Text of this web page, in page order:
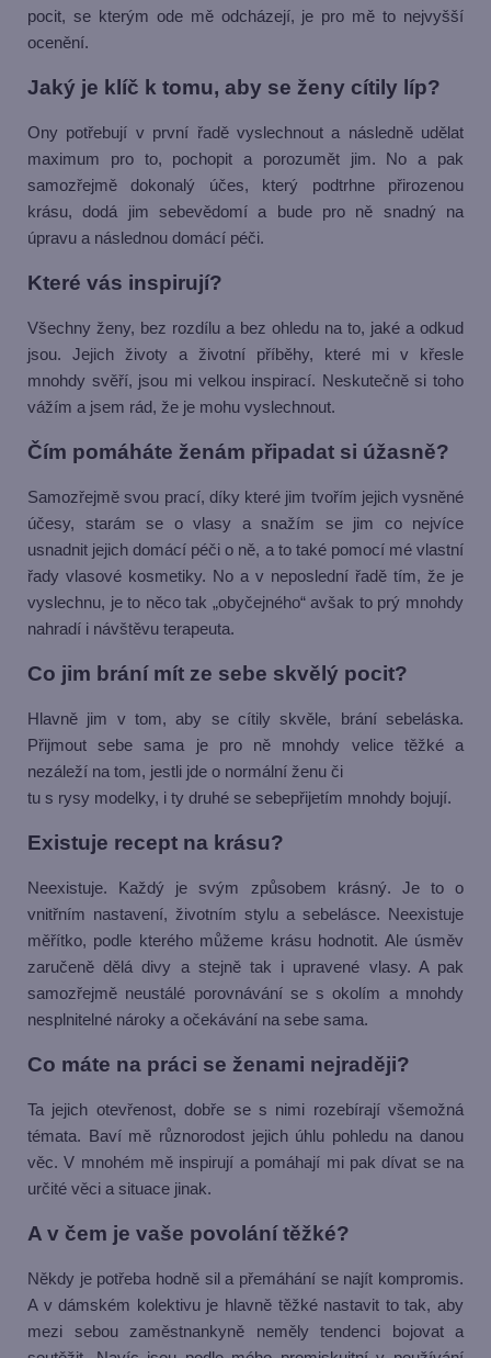
pocit, se kterým ode mě odcházejí, je pro mě to nejvyšší
ocenění.
Jaký je klíč k tomu, aby se ženy cítily líp?
Ony potřebují v první řadě vyslechnout a následně udělat
maximum pro to, pochopit a porozumět jim. No a pak
samozřejmě dokonalý účes, který podtrhne přirozenou
krásu, dodá jim sebevědomí a bude pro ně snadný na
úpravu a následnou domácí péči.
Které vás inspirují?
Všechny ženy, bez rozdílu a bez ohledu na to, jaké a odkud
jsou. Jejich životy a životní příběhy, které mi v křesle
mnohdy svěří, jsou mi velkou inspirací. Neskutečně si toho
vážím a jsem rád, že je mohu vyslechnout.
Čím pomáháte ženám připadat si úžasně?
Samozřejmě svou prací, díky které jim tvořím jejich vysněné
účesy, starám se o vlasy a snažím se jim co nejvíce
usnadnit jejich domácí péči o ně, a to také pomocí mé vlastní
řady vlasové kosmetiky. No a v neposlední řadě tím, že je
vyslechnu, je to něco tak „obyčejného“ avšak to prý mnohdy
nahradí i návštěvu terapeuta.
Co jim brání mít ze sebe skvělý pocit?
Hlavně jim v tom, aby se cítily skvěle, brání sebeláska.
Přijmout sebe sama je pro ně mnohdy velice těžké a
nezáleží na tom, jestli jde o normální ženu či
tu s rysy modelky, i ty druhé se sebepřijetím mnohdy bojují.
Existuje recept na krásu?
Neexistuje. Každý je svým způsobem krásný. Je to o
vnitřním nastavení, životním stylu a sebelásce. Neexistuje
měřítko, podle kterého můžeme krásu hodnotit. Ale úsměv
zaručeně dělá divy a stejně tak i upravené vlasy. A pak
samozřejmě neustálé porovnávání se s okolím a mnohdy
nesplnitelné nároky a očekávání na sebe sama.
Co máte na práci se ženami nejraději?
Ta jejich otevřenost, dobře se s nimi rozebírají všemožná
témata. Baví mě různorodost jejich úhlu pohledu na danou
věc. V mnohém mě inspirují a pomáhají mi pak dívat se na
určité věci a situace jinak.
A v čem je vaše povolání těžké?
Někdy je potřeba hodně sil a přemáhání se najít kompromis.
A v dámském kolektivu je hlavně těžké nastavit to tak, aby
mezi sebou zaměstnankyně neměly tendenci bojovat a